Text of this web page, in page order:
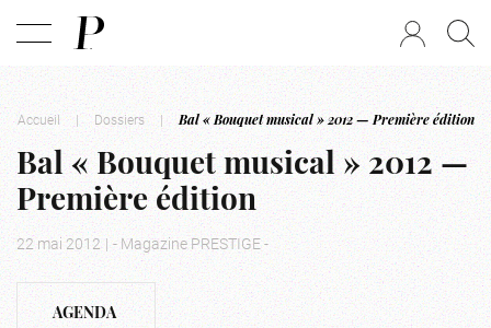
Accueil | Dossiers | Bal « Bouquet musical » 2012 — Première édition
Bal « Bouquet musical » 2012 —
Première édition
22 mai 2012 | - Magazine PRESTIGE -
AGENDA